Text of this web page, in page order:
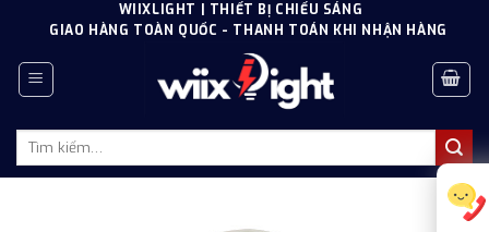
content
WIIXLIGHT | THIẾT BỊ CHIẾU SÁNG
GIAO HÀNG TOÀN QUỐC - THANH TOÁN KHI NHẬN HÀNG
Tìm